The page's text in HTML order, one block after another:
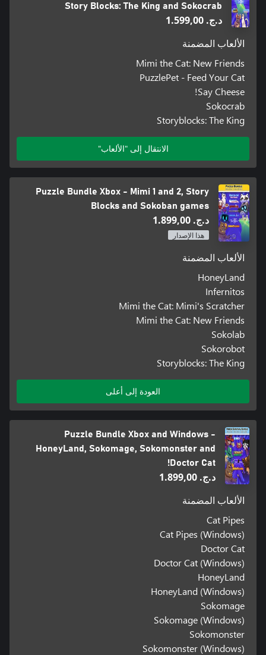
Story Blocks: The King and Sokocrab
د.ج.‏ 1.599,00
الألعاب المضمنة
Mimi the Cat: New Friends
PuzzlePet - Feed Your Cat
Say Cheese!
Sokocrab
Storyblocks: The King
الانتقال إلى "الألعاب"
Puzzle Bundle Xbox - Mimi 1 and 2, Story
Blocks and Sokoban games
د.ج.‏ 1.899,00
هذا الإصدار
الألعاب المضمنة
HoneyLand
Infernitos
Mimi the Cat: Mimi's Scratcher
Mimi the Cat: New Friends
Sokolab
Sokorobot
Storyblocks: The King
العودة إلى أعلى
Puzzle Bundle Xbox and Windows -
HoneyLand, Sokomage, Sokomonster and
Doctor Cat!
د.ج.‏ 1.899,00
الألعاب المضمنة
Cat Pipes
Cat Pipes (Windows)
Doctor Cat
Doctor Cat (Windows)
HoneyLand
HoneyLand (Windows)
Sokomage
Sokomage (Windows)
Sokomonster
Sokomonster (Windows)